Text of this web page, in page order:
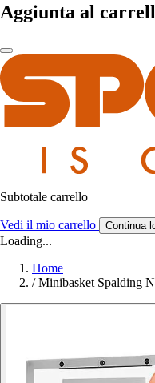
Aggiunta al
Subtotale carrello
Vedi il mio carrello Continua
Loading...
Home
/ Minibasket Spalding